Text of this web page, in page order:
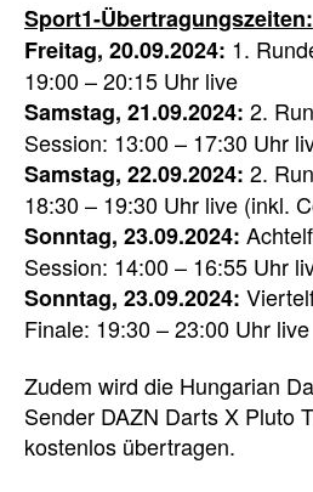
Sport1-Übertragungszeiten:
Freitag, 20.09.2024: 1.
19:00 – 20:15 Uhr live
Samstag, 21.09.2024: 2.
Session: 13:00 – 17:30 Uhr
Samstag, 22.09.2024: 2.
18:30 – 19:30 Uhr live (inkl.
Sonntag, 23.09.2024:
Session: 14:00 – 16:55 Uhr
Sonntag, 23.09.2024:
Finale: 19:30 – 23:00 Uhr live
Zudem wird die Hungarian
Sender DAZN Darts X Pluto
kostenlos übertragen.